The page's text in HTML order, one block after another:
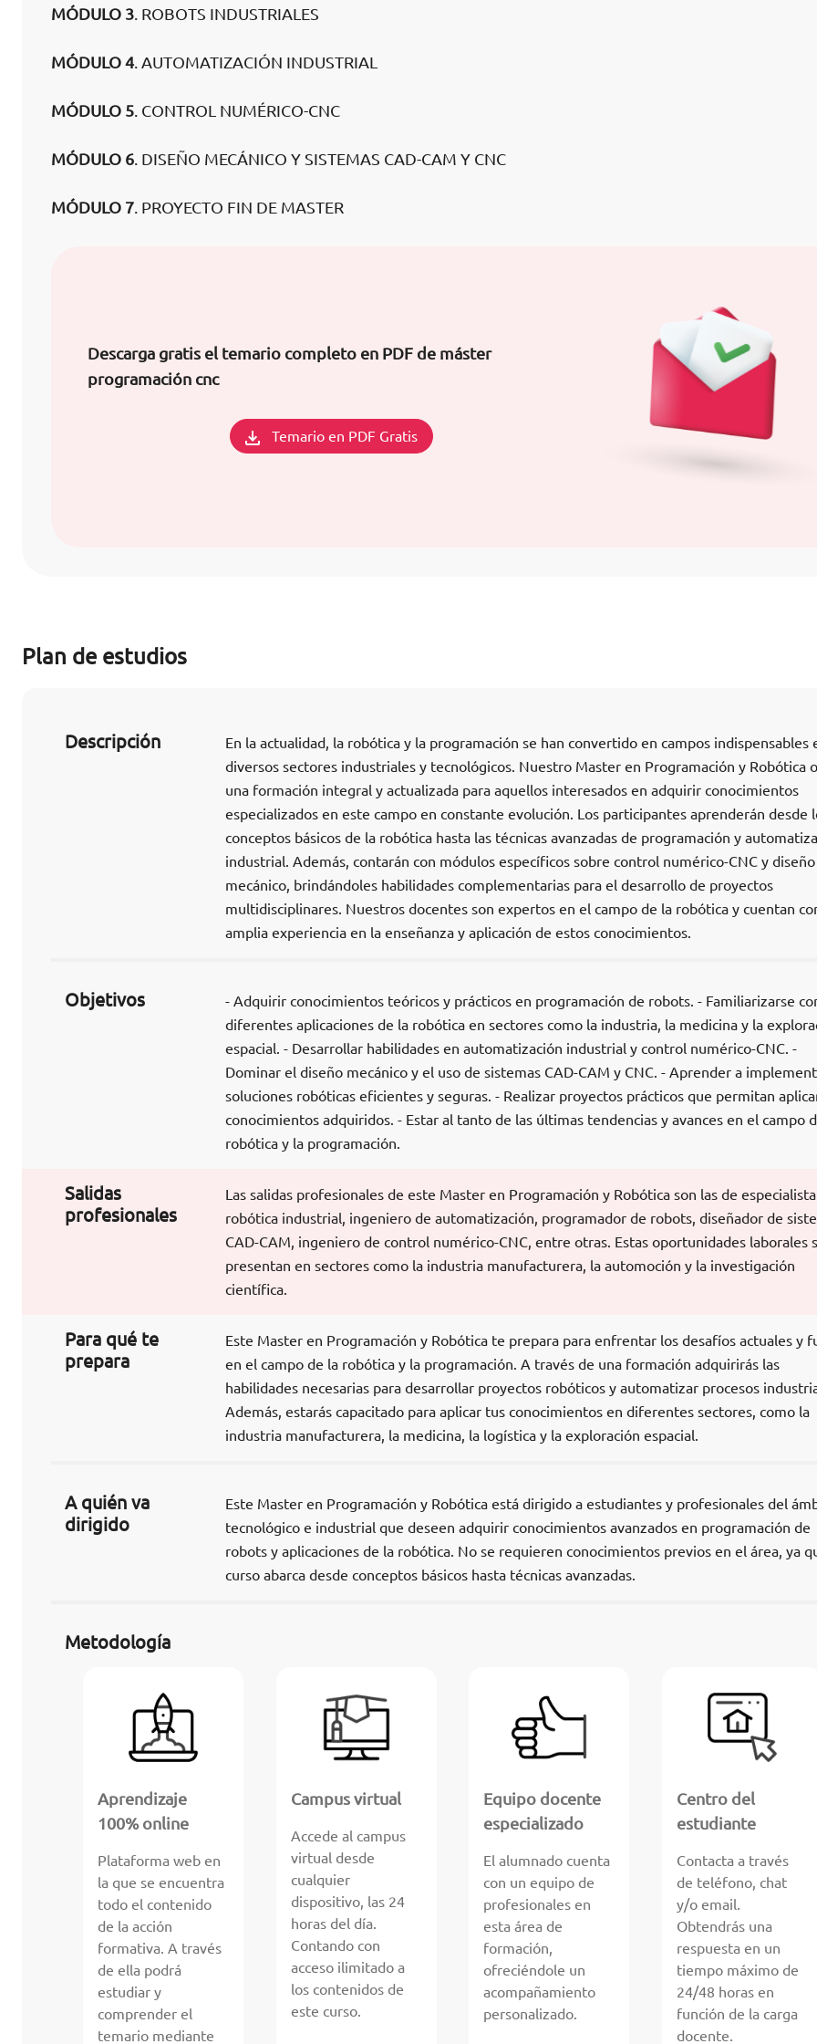
MÓDULO 3. ROBOTS INDUSTRIALES
MÓDULO 4. AUTOMATIZACIÓN INDUSTRIAL
MÓDULO 5. CONTROL NUMÉRICO-CNC
MÓDULO 6. DISEÑO MECÁNICO Y SISTEMAS CAD-CAM Y CNC
MÓDULO 7. PROYECTO FIN DE MASTER
Descarga gratis el temario completo en PDF de máster
programación cnc
Temario en PDF Gratis
Plan de estudios
Descripción
En la actualidad, la robótica y la programación se han convertido en campos indispensables
diversos sectores industriales y tecnológicos. Nuestro Master en Programación y Robótica
una formación integral y actualizada para aquellos interesados en adquirir conocimientos
especializados en este campo en constante evolución. Los participantes aprenderán desde
conceptos básicos de la robótica hasta las técnicas avanzadas de programación y
industrial. Además, contarán con módulos específicos sobre control numérico-CNC y diseño
mecánico, brindándoles habilidades complementarias para el desarrollo de proyectos
multidisciplinares. Nuestros docentes son expertos en el campo de la robótica y cuentan
amplia experiencia en la enseñanza y aplicación de estos conocimientos.
Objetivos
- Adquirir conocimientos teóricos y prácticos en programación de robots. - Familiarizarse
diferentes aplicaciones de la robótica en sectores como la industria, la medicina y la
espacial. - Desarrollar habilidades en automatización industrial y control numérico-CNC. -
Dominar el diseño mecánico y el uso de sistemas CAD-CAM y CNC. - Aprender a
soluciones robóticas eficientes y seguras. - Realizar proyectos prácticos que permitan
conocimientos adquiridos. - Estar al tanto de las últimas tendencias y avances en el campo
robótica y la programación.
Salidas
profesionales
Las salidas profesionales de este Master en Programación y Robótica son las de
robótica industrial, ingeniero de automatización, programador de robots, diseñador de
CAD-CAM, ingeniero de control numérico-CNC, entre otras. Estas oportunidades laborales
presentan en sectores como la industria manufacturera, la automoción y la investigación
científica.
Para qué te
prepara
Este Master en Programación y Robótica te prepara para enfrentar los desafíos actuales y
en el campo de la robótica y la programación. A través de una formación adquirirás las
habilidades necesarias para desarrollar proyectos robóticos y automatizar procesos
Además, estarás capacitado para aplicar tus conocimientos en diferentes sectores, como la
industria manufacturera, la medicina, la logística y la exploración espacial.
A quién va
dirigido
Este Master en Programación y Robótica está dirigido a estudiantes y profesionales del
tecnológico e industrial que deseen adquirir conocimientos avanzados en programación de
robots y aplicaciones de la robótica. No se requieren conocimientos previos en el área, ya
curso abarca desde conceptos básicos hasta técnicas avanzadas.
Metodología
Aprendizaje
100% online
Plataforma web en
la que se encuentra
todo el contenido
de la acción
formativa. A través
de ella podrá
estudiar y
comprender el
temario mediante
Campus virtual
Accede al campus
virtual desde
cualquier
dispositivo, las 24
horas del día.
Contando con
acceso ilimitado a
los contenidos de
este curso.
Equipo docente
especializado
El alumnado cuenta
con un equipo de
profesionales en
esta área de
formación,
ofreciéndole un
acompañamiento
personalizado.
Centro del
estudiante
Contacta a través
de teléfono, chat
y/o email.
Obtendrás una
respuesta en un
tiempo máximo de
24/48 horas en
función de la carga
docente.